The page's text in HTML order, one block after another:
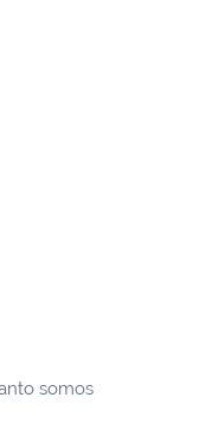
somos